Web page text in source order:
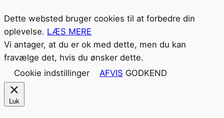
Dette websted bruger cookies til at forbedre din
oplevelse. LÆS MERE
Vi antager, at du er ok med dette, men du kan
fravælge det, hvis du ønsker dette.
Cookie indstillinger
AFVIS GODKEND
Luk